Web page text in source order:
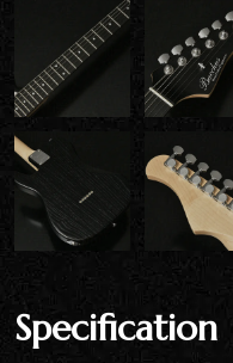
Specification